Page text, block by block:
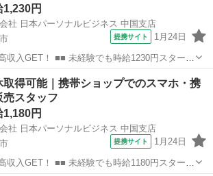
1,230円
社 日本パーソナルビジネス 中国支店
提携サイト 1月24日
収入GET！ ■■ 未経験でも時給1230円スタート
社員登用制度もあるので、ゆくゆくは社員に
来社不要！カンタン電話登
長
取得可能｜携帯ショップでのスマホ・携
売スタッフ
1,180円
社 日本パーソナルビジネス 中国支店
提携サイト 1月24日
収入GET！ ■■ 未経験でも時給1180円スタート